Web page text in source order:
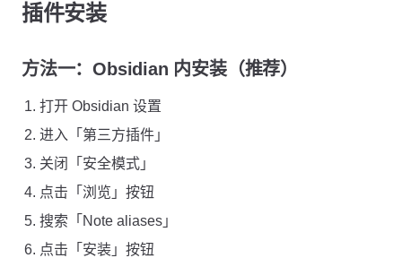
插件安装
方法一：Obsidian 内安装（推荐）
打开 Obsidian 设置
进入「第三方插件」
关闭「安全模式」
点击「浏览」按钮
搜索「Note aliases」
点击「安装」按钮